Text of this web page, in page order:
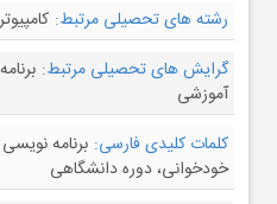
رشته های تحصیلی مرتبط:
گرایش های تحصیلی مرتبط:
آموزشی
کلمات کلیدی فارسی:
خودخوانی، دوره دانشگاهی